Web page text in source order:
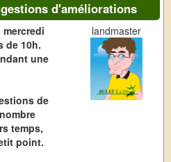
d'améliorations
de 10h.
une
de
temps,
point.
landmaster